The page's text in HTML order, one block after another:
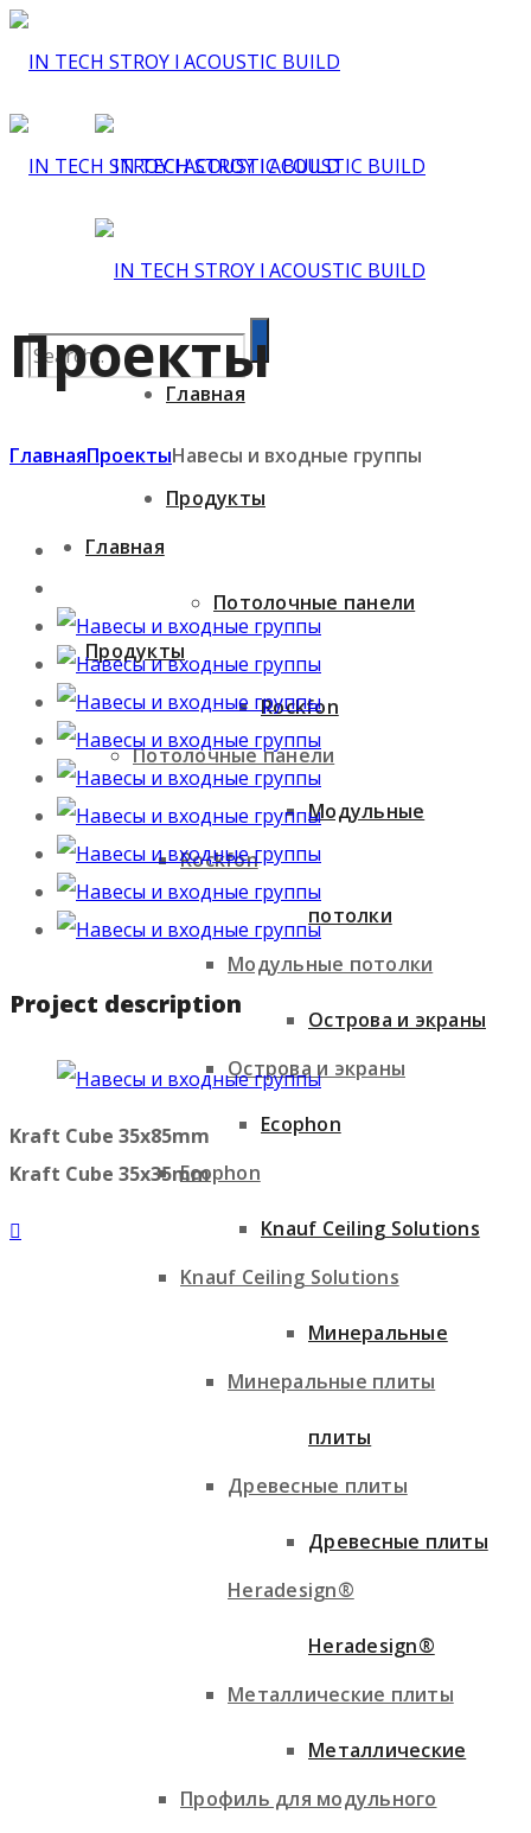
Главная
Продукты
Потолочные панели
Rockfon
Модульные потолки
Острова и экраны
Ecophon
Knauf Ceiling Solutions
Минеральные плиты
Древесные плиты
Heradesign®
Металлические плиты
Профиль для модульного
Главная
Продукты
Потолочные панели
Rockfon
Модульные
потолки
Острова и экраны
Ecophon
Knauf Ceiling Solutions
Минеральные
плиты
Древесные плиты
Heradesign®
Металлические
Проекты
ГлавнаяПроектыНавесы и входные группы
Project description
Kraft Cube 35x85mm
Kraft Cube 35x35mm